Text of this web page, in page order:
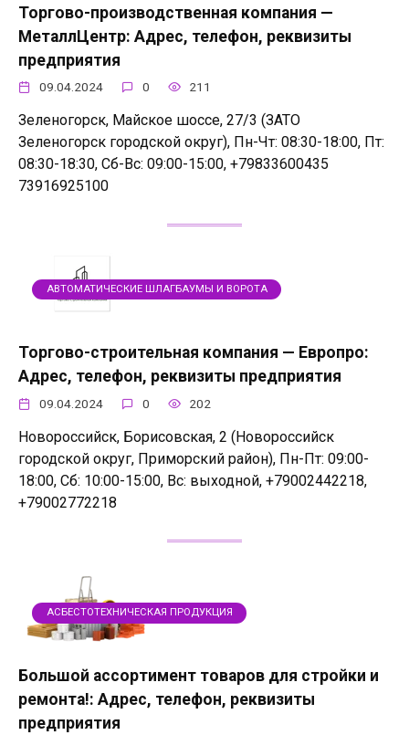
Торгово-производственная компания —
МеталлЦентр: Адрес, телефон, реквизиты
предприятия
09.04.2024 0 211
Зеленогорск, Майское шоссе, 27/3 (ЗАТО
Зеленогорск городской округ), Пн-Чт: 08:30-18:00, Пт:
08:30-18:30, Сб-Вс: 09:00-15:00, +79833600435
73916925100
АВТОМАТИЧЕСКИЕ ШЛАГБАУМЫ И ВОРОТА
Торгово-строительная компания — Европро:
Адрес, телефон, реквизиты предприятия
09.04.2024 0 202
Новороссийск, Борисовская, 2 (Новороссийск
городской округ, Приморский район), Пн-Пт: 09:00-
18:00, Сб: 10:00-15:00, Вс: выходной, +79002442218,
+79002772218
АСБЕСТОТЕХНИЧЕСКАЯ ПРОДУКЦИЯ
Большой ассортимент товаров для стройки и
ремонта!: Адрес, телефон, реквизиты
предприятия